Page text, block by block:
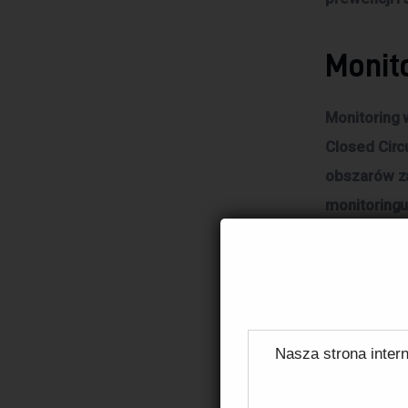
Nasza strona
Monitoring
Closed
obszarów
wizyjny
modele